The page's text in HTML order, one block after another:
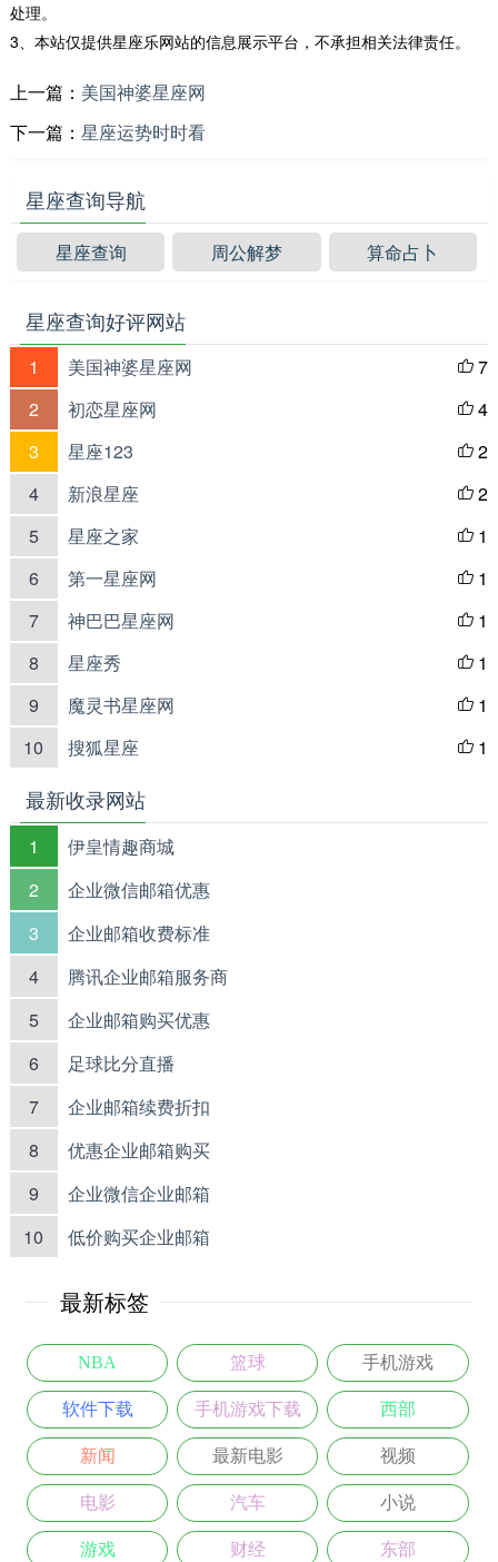
处理。
3、本站仅提供星座乐网站的信息展示平台，不承担相关法律责任。
上一篇： 美国神婆星座网
下一篇： 星座运势时时看
星座查询导航
星座查询 周公解梦 算命占卜
星座查询好评网站
1 美国神婆星座网  7
2
初恋星座网  4
3
星座123  2
4
新浪星座  2
5
星座之家  1
6
第一星座网  1
7
神巴巴星座网  1
8
星座秀  1
9
魔灵书星座网  1
10
搜狐星座  1
最新收录网站
1
伊皇情趣商城
2
企业微信邮箱优惠
3
企业邮箱收费标准
4
腾讯企业邮箱服务商
5
企业邮箱购买优惠
6
足球比分直播
7
企业邮箱续费折扣
8
优惠企业邮箱购买
9
企业微信企业邮箱
10
低价购买企业邮箱
最新标签
NBA 篮球 手机游戏
软件下载 手机游戏下载 西部
新闻 最新电影 视频
电影 汽车 小说
游戏 财经 东部